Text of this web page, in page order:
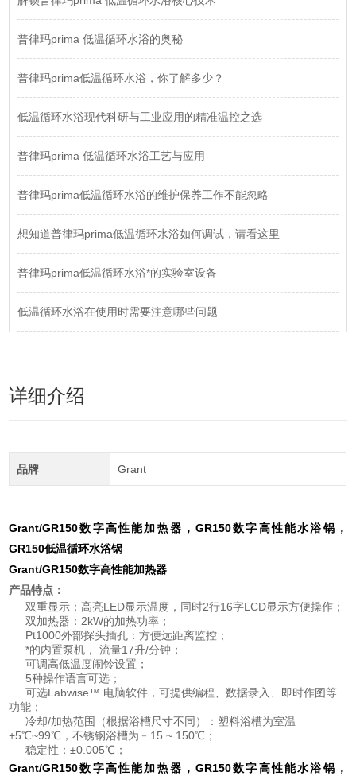
普律玛prima 低温循环水浴的奥秘
普律玛prima低温循环水浴，你了解多少？
低温循环水浴现代科研与工业应用的精准温控之选
普律玛prima 低温循环水浴工艺与应用
普律玛prima低温循环水浴的维护保养工作不能忽略
想知道普律玛prima低温循环水浴如何调试，请看这里
普律玛prima低温循环水浴*的实验室设备
低温循环水浴在使用时需要注意哪些问题
详细介绍
品牌 Grant
Grant/GR150数字高性能加热器，GR150数字高性能水浴锅，
GR150低温循环水浴锅
Grant/GR150数字高性能加热器
产品特点：
双重显示：高亮LED显示温度，同时2行16字LCD显示方便操作；
双加热器：2kW的加热功率；
Pt1000外部探头插孔：方便远距离监控；
*的内置泵机， 流量17升/分钟；
可调高低温度闹铃设置；
5种操作语言可选；
可选Labwise™ 电脑软件，可提供编程、数据录入、即时作图等
功能；
冷却/加热范围（根据浴槽尺寸不同）：塑料浴槽为室温
+5℃~99℃，不锈钢浴槽为﹣15 ~ 150℃；
稳定性：±0.005℃；
Grant/GR150数字高性能加热器，GR150数字高性能水浴锅，